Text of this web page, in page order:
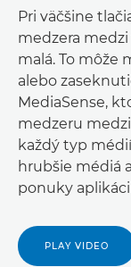
Pri väčšine
medzera
malá. To môže
alebo
MediaSense,
medzeru
každý typ
hrubšie médiá
ponuky
PLAY VIDEO